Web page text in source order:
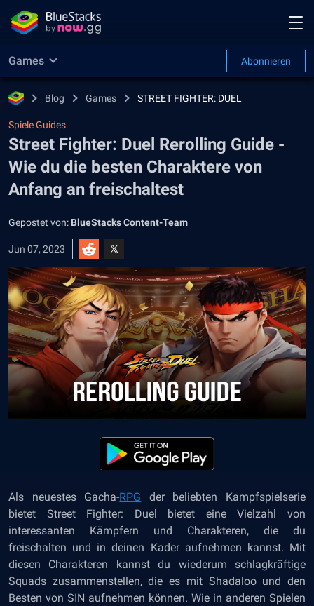
Games Abonnieren
Blog Games STREET FIGHTER: DUEL
Spiele Guides
Street Fighter: Duel Rerolling Guide -
Wie du die besten Charaktere von
Anfang an freischaltest
Gepostet von: BlueStacks Content-Team
Jun 07, 2023
Als neuestes Gacha-RPG der beliebten Kampfspielserie
bietet Street Fighter: Duel bietet eine Vielzahl von
interessanten Kämpfern und Charakteren, die du
freischalten und in deinen Kader aufnehmen kannst. Mit
diesen Charakteren kannst du wiederum schlagkräftige
Squads zusammenstellen, die es mit Shadaloo und den
Besten von SIN aufnehmen können. Wie in anderen Spielen